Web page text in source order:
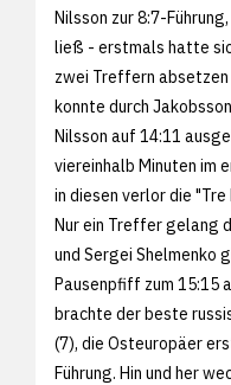
Nilsson zur 8:7-
ließ - erstmals hatte
zwei Treffern absetzen
konnte durch
Nilsson auf 14:11
viereinhalb Minuten im
in diesen verlor die "Tre
Nur ein Treffer gelang
und Sergei Shelmenko
Pausenpfiff zum 15:15
brachte der beste
(7), die Osteuropäer
Führung. Hin und her